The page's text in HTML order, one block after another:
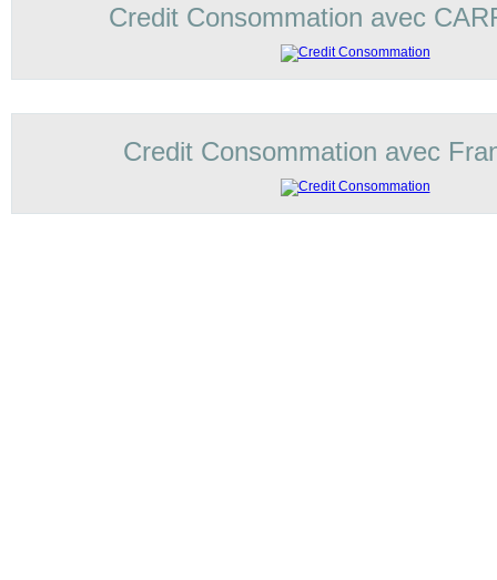
Credit Consommation avec
Credit Consommation avec